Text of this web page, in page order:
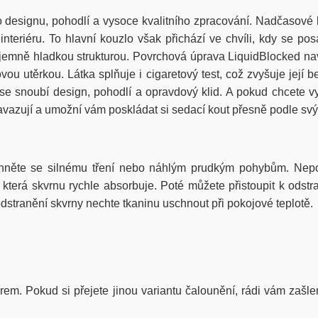
pohodlí a vysoce kvalitního zpracování.
To hlavní kouzlo však přichází ve chvíli, kdy se
hladkou strukturou. Povrchová úprava LiquidBlocked
utěrkou. Látka splňuje i cigaretový test, což zvyšuje její
snoubí design, pohodlí a opravdový klid. A pokud chcete
a umožní vám poskládat si sedací kout přesně podle
se silnému tření nebo náhlým prudkým pohybům.
skvrnu rychle absorbuje. Poté můžete přistoupit k
skvrny nechte tkaninu uschnout při pokojové teplotě.
Pokud si přejete jinou variantu čalounění, rádi vám